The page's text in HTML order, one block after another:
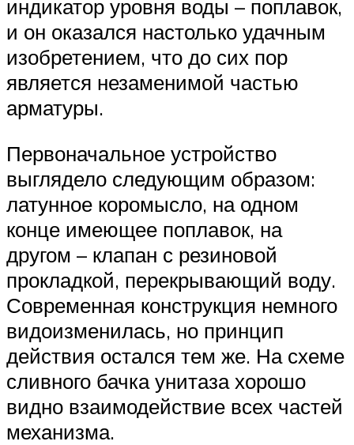
индикатор уровня воды – поплавок,
и он оказался настолько удачным
изобретением, что до сих пор
является незаменимой частью
арматуры.
Первоначальное устройство
выглядело следующим образом:
латунное коромысло, на одном
конце имеющее поплавок, на
другом – клапан с резиновой
прокладкой, перекрывающий воду.
Современная конструкция немного
видоизменилась, но принцип
действия остался тем же. На схеме
сливного бачка унитаза хорошо
видно взаимодействие всех частей
механизма.